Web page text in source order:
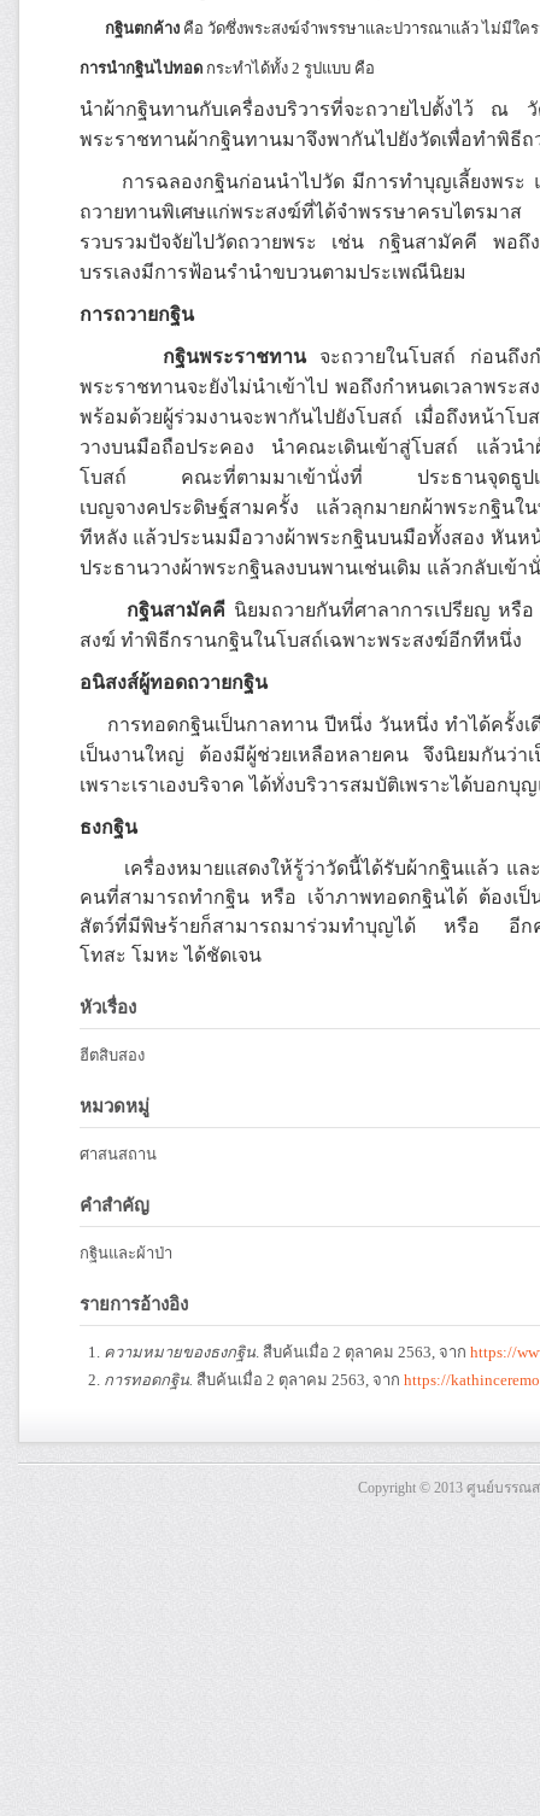
กฐินตกค้าง คือ วัดซึ่งพระสงฆ์จำพรรษาและปวารณาแล้ว ไม่มีใค
การนำกฐินไปทอด กระทำได้ทั้ง 2 รูปแบบ คือ
นำผ้ากฐินทานกับเครื่องบริวารที่จะถวายไปตั้งไว้
พระราชทานผ้ากฐินทานมาจึงพากันไปยังวัดเพื่อทำพิธีถ
การฉลองกฐินก่อนนำไปวัด มีการทำบุญเลี้ยงพระ
ถวายทานพิเศษแก่พระสงฆ์ที่ได้จำพรรษาครบไตร
รวบรวมปัจจัยไปวัดถวายพระ เช่น กฐินสามัคคี พอถึ
บรรเลงมีการฟ้อนรำนำขบวนตามประเพณีนิยม
การถวายกฐิน
กฐินพระราชทานจะถวายในโบสถ์ ก่อนถึงก
พระราชทานจะยังไม่นำเข้าไป พอถึงกำหนดเวลาพร
พร้อมด้วยผู้ร่วมงานจะพากันไปยังโบสถ์ เมื่อถึงหน้าโ
วางบนมือถือประคอง นำคณะเดินเข้าสู่โบสถ์ แล้วน
โบสถ์ คณะที่ตามมาเข้านั่งที่ ประธานจุดธูปเที
เบญจางคประดิษฐ์สามครั้ง แล้วลุกมายกผ้าพระกฐิน
ทีหลัง แล้วประนมมือวางผ้าพระกฐินบนมือทั้งสอง หันห
ประธานวางผ้าพระกฐินลงบนพานเช่นเดิม แล้วกลับเข้
กฐินสามัคคี นิยมถวายกันที่ศาลาการเปรียญ หรื
สงฆ์ ทำพิธีกรานกฐินในโบสถ์เฉพาะพระสงฆ์อีกทีหนึ่ง
อนิสงส์ผู้ทอดถวายกฐิน
การทอดกฐินเป็นกาลทาน ปีหนึ่ง วันหนึ่ง ทำได้ครั้งเ
เป็นงานใหญ่ ต้องมีผู้ช่วยเหลือหลายคน จึงนิยมกันว่
เพราะเราเองบริจาค ได้ทั่งบริวารสมบัติเพราะได้บอ
ธงกฐิน
เครื่องหมายแสดงให้รู้ว่าวัดนี้ได้รับผ้ากฐินแล้ว แล
คนที่สามารถทำกฐิน หรือ เจ้าภาพทอดกฐินได้ ต้องเป็
สัตว์ที่มีพิษร้ายก็สามารถมาร่วมทำบุญได้ หรือ อีกค
โทสะ โมหะ ได้ชัดเจน
หัวเรื่อง
ฮีตสิบสอง
หมวดหมู่
ศาสนสถาน
คำสำคัญ
กฐินและผ้าป่า
รายการอ้างอิง
ความหมายของธงกฐิน. สืบค้นเมื่อ 2 ตุลาคม 2563, จาก https://
การทอดกฐิน. สืบค้นเมื่อ 2 ตุลาคม 2563, จาก https://
Copyright © 2013 ศูนย์บรร